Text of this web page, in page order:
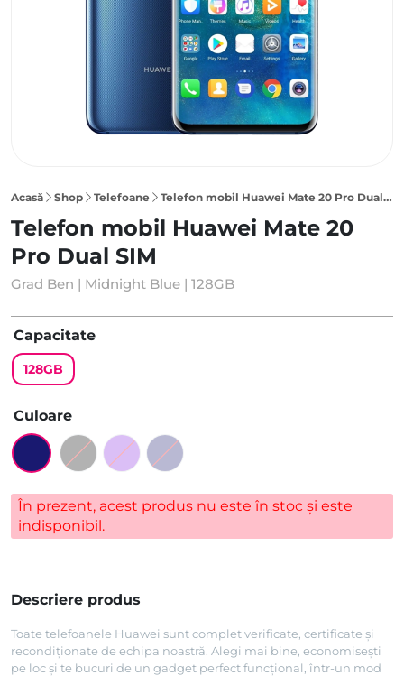
Acasă Shop Telefoane Telefon mobil Huawei Mate 20 Pro Dual SIM 128GB, Midnight Blue
Telefon mobil Huawei Mate 20
Pro Dual SIM
Grad Ben | Midnight Blue | 128GB
Capacitate
128GB
Culoare
În prezent, acest produs nu este în stoc și este
indisponibil.
Descriere produs
Toate telefoanele Huawei sunt complet verificate, certificate și
recondiționate de echipa noastră. Alegi mai bine, economisești
pe loc și te bucuri de un gadget perfect funcțional, într-un mod